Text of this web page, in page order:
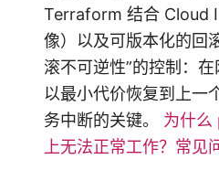
Terraform 结合 Cloud
像）以及可版本化的回
滚不可逆性”的控制：
以最小代价恢复到上一
务中断的关键。 为什么
上无法正常工作？常